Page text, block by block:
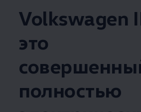
Volkswagen
это
полностью